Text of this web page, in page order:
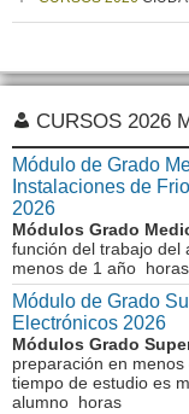
CURSOS 2026
Módulo de Grado
Instalaciones de
2026
Módulos Grado
función del trabajo del
menos de 1 año horas
Módulo de Grado
Electrónicos 2026
Módulos Grado
preparación en
tiempo de estudio es
alumno horas